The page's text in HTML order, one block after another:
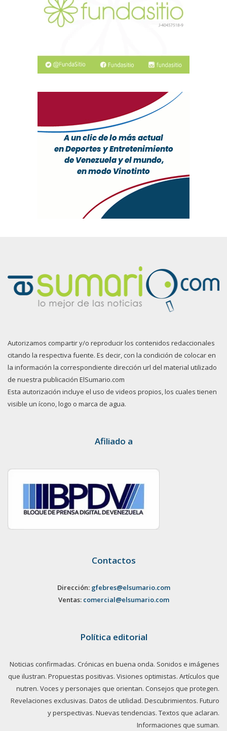
Autorizamos compartir y/o reproducir los contenidos redaccionales
citando la respectiva fuente. Es decir, con la condición de colocar en
la información la correspondiente dirección url del material utilizado
de nuestra publicación ElSumario.com
Esta autorización incluye el uso de videos propios, los cuales tienen
visible un ícono, logo o marca de agua.
Afiliado a
Contactos
Dirección: gfebres@elsumario.com
Ventas: comercial@elsumario.com
Política editorial
Noticias confirmadas. Crónicas en buena onda. Sonidos e imágenes
que ilustran. Propuestas positivas. Visiones optimistas. Artículos que
nutren. Voces y personajes que orientan. Consejos que protegen.
Revelaciones exclusivas. Datos de utilidad. Descubrimientos. Futuro
y perspectivas. Nuevas tendencias. Textos que aclaran.
Informaciones que suman.